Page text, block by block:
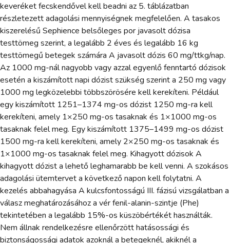
keveréket fecskendővel kell beadni az 5. táblázatban
részletezett adagolási mennyiségnek megfelelően. A tasakos
kiszerelésű Sephience belsőleges por javasolt dózisa
testtömeg szerint, a legalább 2 éves és legalább 16 kg
testtömegű betegek számára A javasolt dózis 60 mg/ttkg/nap.
Az 1000 mg-nál nagyobb vagy azzal egyenlő fenntartó dózisok
esetén a kiszámított napi dózist szükség szerint a 250 mg vagy
1000 mg legközelebbi többszörösére kell kerekíteni. Például
egy kiszámított 1251–1374 mg-os dózist 1250 mg-ra kell
kerekíteni, amely 1×250 mg-os tasaknak és 1×1000 mg-os
tasaknak felel meg. Egy kiszámított 1375–1499 mg-os dózist
1500 mg-ra kell kerekíteni, amely 2×250 mg-os tasaknak és
1×1000 mg-os tasaknak felel meg. Kihagyott dózisok A
kihagyott dózist a lehető leghamarabb be kell venni. A szokásos
adagolási ütemtervet a következő napon kell folytatni. A
kezelés abbahagyása A kulcsfontosságú III. fázisú vizsgálatban a
válasz meghatározásához a vér fenil-alanin-szintje (Phe)
tekintetében a legalább 15%-os küszöbértékét használták.
Nem állnak rendelkezésre ellenőrzött hatásossági és
biztonságossági adatok azoknál a betegeknél, akiknél a